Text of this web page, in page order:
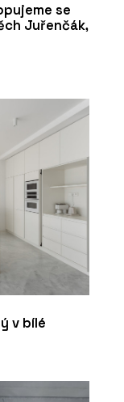
se
Juřenčák,
v bílé